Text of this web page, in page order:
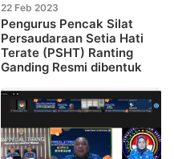
22 Feb 2023
Pengurus Pencak Silat
Persaudaraan Setia Hati
Terate (PSHT) Ranting
Ganding Resmi dibentuk